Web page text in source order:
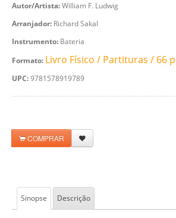
Autor/Artista:William F. Ludwig
Arranjador: Richard Sakal
Instrumento: Bateria
Formato: Livro Físico / Partituras / 66
UPC:9781578919789
COMPRAR
Sinopse Descrição